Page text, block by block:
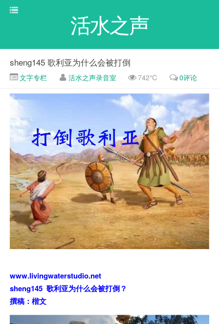
活水之声
sheng145 歌利亚为什么会被打倒
文字专栏 活水之声录音室 742℃ 0评论
www.livingwaterstudio.net
sheng145 歌利亚为什么会被打倒？
撰稿：楷文